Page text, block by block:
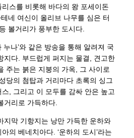
스를 비롯해 바다의 왕 포세이돈
네 여신이 올리브 나무를 심은 터
볼거리가 풍부한 도시다.
누나’와 같은 방송을 통해 알려져 국
지다. 부드럽게 퍼지는 물결, 견고한
주는 붉은 지붕의 가옥, 그 사이로
당의 첨탑과 거리마다 초록의 싱그
, 그리고 이 모두를 감싸 안은 높고
거리로 가득하다.
지막 기항지는 낭만 가득한 운하와
의 베네치아다. ‘운하의 도시’라는